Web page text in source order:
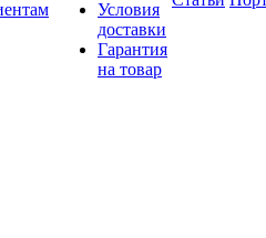
Условия
доставки
Гарантия
на товар